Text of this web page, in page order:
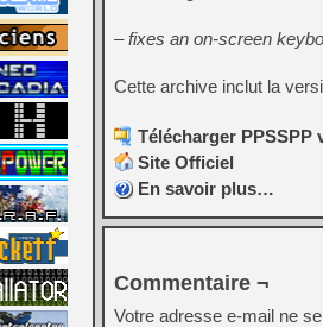
– fixes an on-screen
Cette archive inclut la
Télécharger PPSSPP
Site Officiel
En savoir plus…
Commentaire ¬
Votre adresse e-mail ne